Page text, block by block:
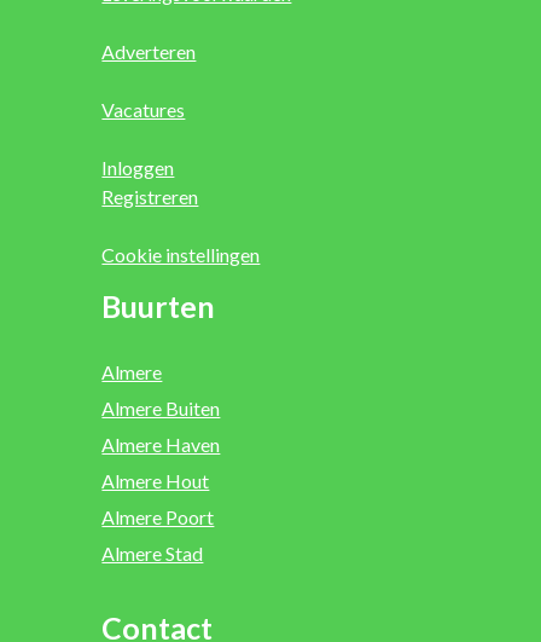
Adverteren
Vacatures
Inloggen
Registreren
Cookie instellingen
Buurten
Almere
Almere Buiten
Almere Haven
Almere Hout
Almere Poort
Almere Stad
Contact